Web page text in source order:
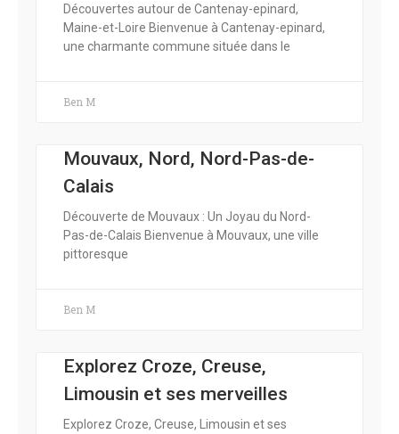
Découvertes autour de Cantenay-epinard,
Maine-et-Loire Bienvenue à Cantenay-epinard,
une charmante commune située dans le
Ben M
Mouvaux, Nord, Nord-Pas-de-
Calais
Découverte de Mouvaux : Un Joyau du Nord-
Pas-de-Calais Bienvenue à Mouvaux, une ville
pittoresque
Ben M
Explorez Croze, Creuse,
Limousin et ses merveilles
Explorez Croze, Creuse, Limousin et ses